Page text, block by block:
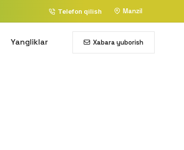
Telefon qilish Manzil
Yangliklar Xabara yuborish